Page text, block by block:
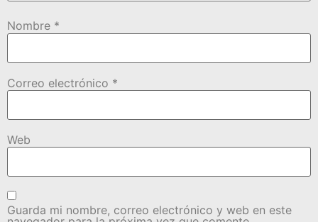
Nombre *
Correo electrónico *
Web
Guarda mi nombre, correo electrónico y web en este